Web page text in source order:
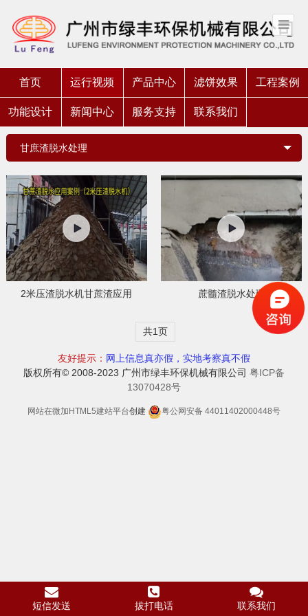
首页 运行视频 产品中心 滤饼效果 工程案例
功能设计 新闻中心 服务支持 联系我们
甘庶渣脱水处理
2米压渣脱水机甘蔗渣应用 蔗髓渣脱水处理
共1页
友好提示： 网上信息真亦假，实地考察真不假
版权所有© 2008-2023 广州市绿丰环保机械有限公司 粤ICP备
13070428号
网站在微加HTML5建站平台创建 粤公网安备 44011402000448号
短信发送 拔打电话 联系我们